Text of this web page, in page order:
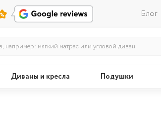
Блог
Диваны и кресла Подушки